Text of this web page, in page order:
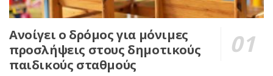
Ανοίγει ο δρόμος για μόνιμες
προσλήψεις στους δημοτικούς
παιδικούς σταθμούς